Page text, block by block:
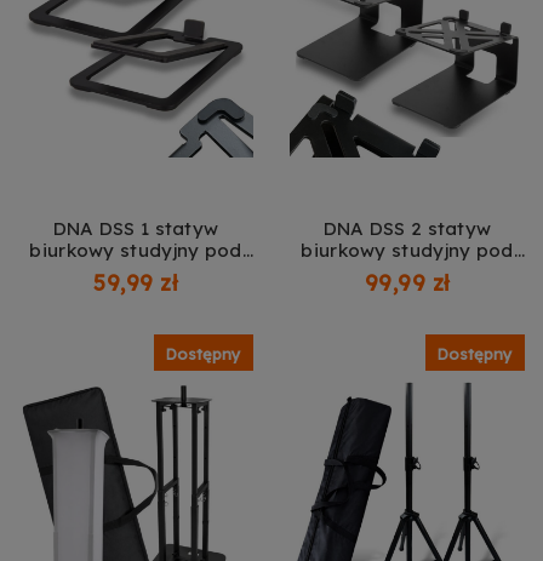
DNA DSS 1 statyw
biurkowy studyjny pod
głośnik kolumnę monitor
audio ogranicznik
zestaw 2 szt.
59,99 zł
DNA DSS 2 statyw
biurkowy studyjny pod
głośnik kolumnę monitor
audio 2x ogranicznik
zestaw 2 szt.
99,99 zł
Dostępny Dostępny